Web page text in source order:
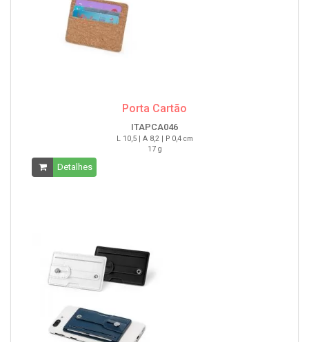
Porta Cartão
ITAPCA046
L 10,5 | A 8,2 | P 0,4 cm
17 g
Detalhes